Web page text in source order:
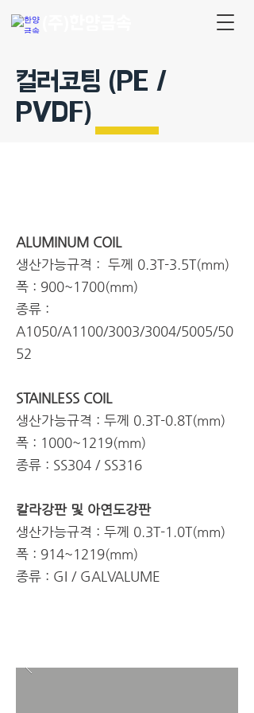
​컬러코팅 (PE /
PVDF)
ALUMINUM COIL
생산가능규격 : 두께 0.3T-3.5T(mm)
폭 : 900~1700(mm)
종류 :
A1050/A1100/3003/3004/5005/50
52
STAINLESS COIL
생산가능규격 : 두께 0.3T-0.8T(mm)
폭 : 1000~1219(mm)
종류 : SS304 / SS316
칼라강판 및 아연도강판
생산가능규격 : 두께 0.3T-1.0T(mm)
폭 : 914~1219(mm)
종류 : GI / GALVALUME